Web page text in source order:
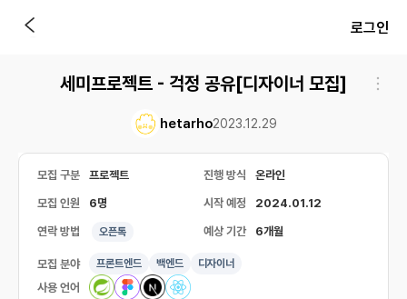
로그인
세미프로젝트 - 걱정 공유[디자이너 모집]
hetarho2023.12.29
모집 구분 프로젝트 진행 방식 온라인
모집 인원 6명 시작 예정 2024.01.12
연락 방법 오픈톡 예상 기간 6개월
모집 분야 프론트엔드 백엔드 디자이너
사용 언어